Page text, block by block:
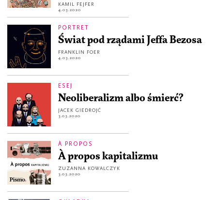
KAMIL FEJFER
4.03.2020
PORTRET
Świat pod rządami Jeffa Bezosa
FRANKLIN FOER
4.03.2020
ESEJ
Neoliberalizm albo śmierć?
JACEK GIEDROJĆ
3.03.2020
À PROPOS
À propos kapitalizmu
ZUZANNA KOWALCZYK
3.03.2020